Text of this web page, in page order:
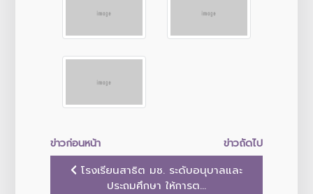
ข่าวก่อนหน้า
ข่าวถัดไป
โรงเรียนสาธิต มช. ระดับอนุบาลและ
ประถมศึกษา ให้การต...